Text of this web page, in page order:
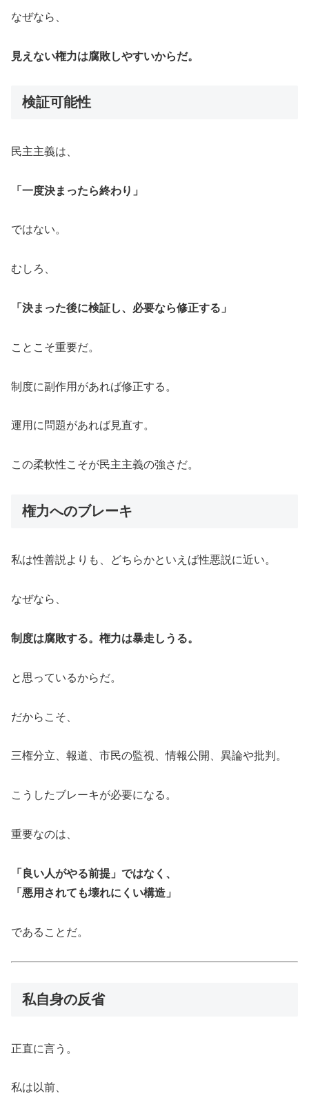
なぜなら、
見えない権力は腐敗しやすいからだ。
検証可能性
民主主義は、
「一度決まったら終わり」
ではない。
むしろ、
「決まった後に検証し、必要なら修正する」
ことこそ重要だ。
制度に副作用があれば修正する。
運用に問題があれば見直す。
この柔軟性こそが民主主義の強さだ。
権力へのブレーキ
私は性善説よりも、どちらかといえば性悪説に近い。
なぜなら、
制度は腐敗する。権力は暴走しうる。
と思っているからだ。
だからこそ、
三権分立、報道、市民の監視、情報公開、異論や批判。
こうしたブレーキが必要になる。
重要なのは、
「良い人がやる前提」ではなく、
「悪用されても壊れにくい構造」
であることだ。
私自身の反省
正直に言う。
私は以前、